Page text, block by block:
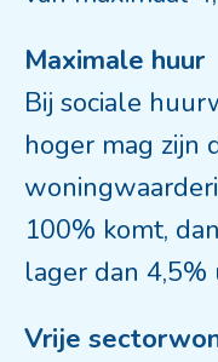
Maximale huur
Bij sociale
hoger mag zijn
100% komt,
lager dan 4,5%
Vrije